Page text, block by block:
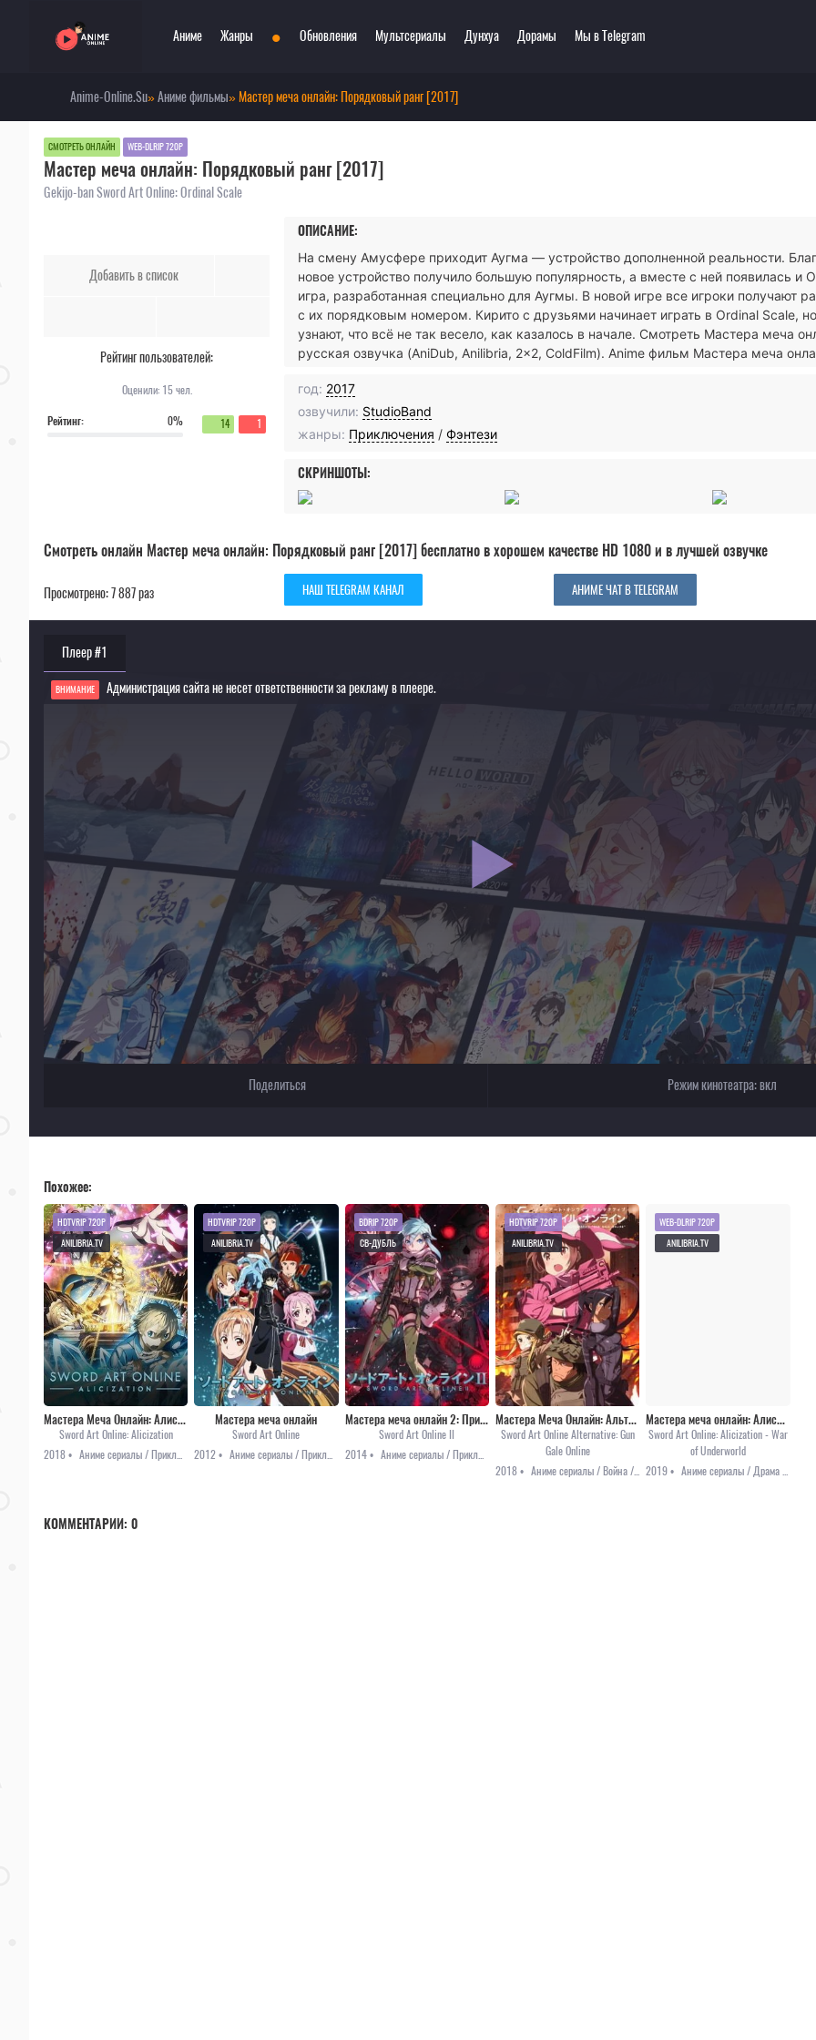
Аниме
Сериалы
Фильмы
Аниме 2022
Аниме 2021
Жанры
Боевые искусства
Драма
Детектив
Приключения
Фэнтези
Школа
Игры
Этти
Демоны
Экшен
Сверхъестественное
• Обновления Мультсериалы
Смотреть онлайн
Дунхуа Дорамы Мы в Telegram
Anime-Online.Su»Аниме фильмы» Мастер меча онлайн: Порядковый ранг [2017]
СМОТРЕТЬ ОНЛАЙН WEB-DLRIP 720P
Мастер меча онлайн: Порядковый ранг [2017]
Gekijo-ban Sword Art Online: Ordinal Scale
Добавить в список
Рейтинг пользователей:
Оценили: 15чел.
Рейтинг: 0% 14 1
ОПИСАНИЕ:
На смену Амусфере приходит Аугма — устройство дополненной реальности.
новое устройство получило большую популярность, а вместе с ней появилась и
игра, разработанная специально для Аугмы. В новой игре все игроки получают
с их порядковым номером. Кирито с друзьями начинает играть в Ordinal Scale,
узнают, что всё не так весело, как казалось в начале. Смотреть Мастера меча
русская озвучка (AniDub, Anilibria, 2x2, ColdFilm). Anime фильм Мастера меча
год: 2017
озвучили: StudioBand
жанры: Приключения / Фэнтези
СКРИНШОТЫ:
Смотреть онлайн Мастер меча онлайн: Порядковый ранг [2017] бесплатно в хорошем качестве HD 1080 и в лучшей озвучке
Просмотрено: 7 887 раз НАШ TELEGRAM КАНАЛ АНИМЕ ЧАТ В TELEGRAM
Плеер #1
ВНИМАНИЕ
Администрация сайта не несет ответственности за рекламу в плеере.
Для просмотра некоторых аниме необходимо установить VPN
Текущее воспроизведение：Мастер меча онлайн: Порядковый ранг [2017]
Поделиться Режим кинотеатра:вкл
Похожее:
Мастера Меча Онлайн: Алисизация
Sword Art Online: Alicization
2018 •
HDTVRIP 720P
ANILIBRIA.TV
Мастера меча онлайн
Sword Art Online
2012 •
HDTVRIP 720P
ANILIBRIA.TV
Мастера меча онлайн 2: Призрачная пуля
Sword Art Online II
2014 •
BDRIP 720P
СВ-ДУБЛЬ
Мастера Меча Онлайн: Альтернативная призрачная пуля
Sword Art Online Alternative: Gun
Gale Online
2018 •
Аниме сериалы / Война / Фантастика / Фэнтези
HDTVRIP 720P
ANILIBRIA.TV
Мастера меча онлайн: Алисизация — Война в Подмирье
Sword Art Online: Alicization - War
of Underworld
2019 •
WEB-DLRIP 720P
ANILIBRIA.TV
КОММЕНТАРИИ: 0